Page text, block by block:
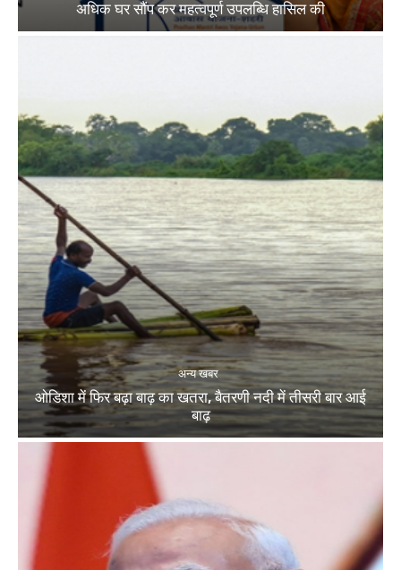
अधिक घर सौंप कर महत्वपूर्ण उपलब्धि हासिल की
अन्य खबर
ओडिशा में फिर बढ़ा बाढ़ का खतरा, बैतरणी नदी में तीसरी बार आई
बाढ़